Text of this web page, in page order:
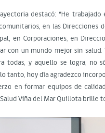
destacó: “He
en las Direcciones
en Corporaciones, en
con un mundo mejor sin
todas, y aquello se logra, no
tanto, hoy día agradezco
en formar equipos de
Viña del Mar Quillota brille